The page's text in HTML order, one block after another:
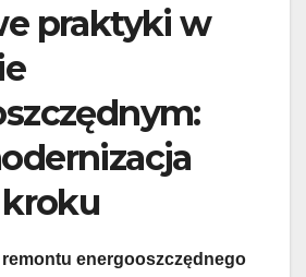
praktyki w
remontu energooszczędnego